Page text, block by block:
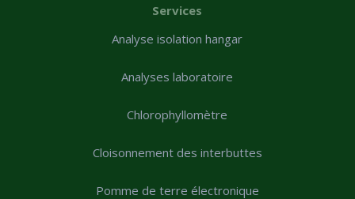
Services
Analyse isolation hangar
Analyses laboratoire
Chlorophyllomètre
Cloisonnement des interbuttes
Pomme de terre électronique